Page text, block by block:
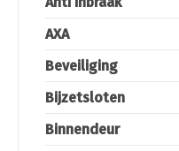
AXA
Beveiliging
Bijzetsloten
Binnendeur